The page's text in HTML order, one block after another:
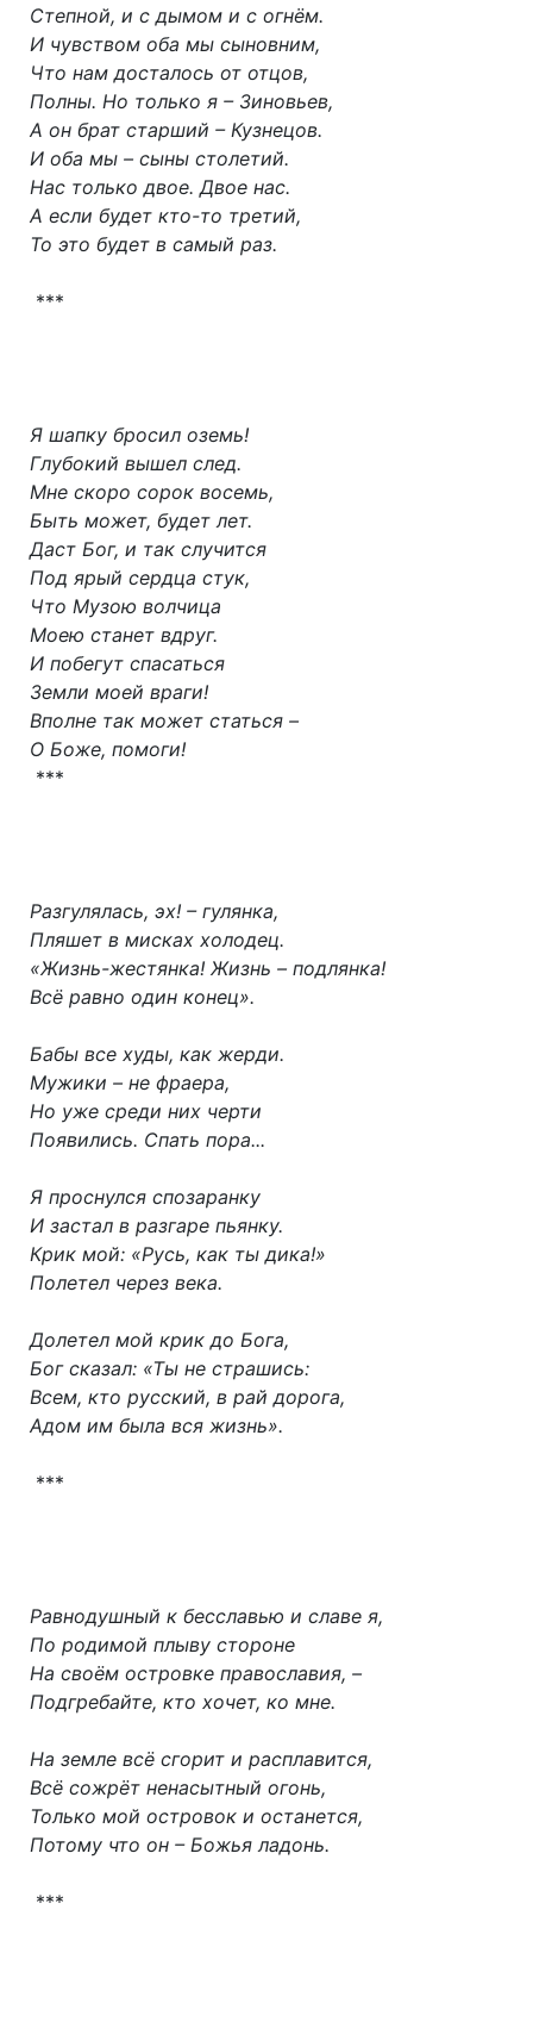
Степной, и с дымом и с огнём.
И чувством оба мы сыновним,
Что нам досталось от отцов,
Полны. Но только я – Зиновьев,
А он брат старший – Кузнецов.
И оба мы – сыны столетий.
Нас только двое. Двое нас.
А если будет кто-то третий,
То это будет в самый раз.
***
Я шапку бросил оземь!
Глубокий вышел след.
Мне скоро сорок восемь,
Быть может, будет лет.
Даст Бог, и так случится
Под ярый сердца стук,
Что Музою волчица
Моею станет вдруг.
И побегут спасаться
Земли моей враги!
Вполне так может статься –
О Боже, помоги!
***
Разгулялась, эх! – гулянка,
Пляшет в мисках холодец.
«Жизнь-жестянка! Жизнь – подлянка!
Всё равно один конец».
Бабы все худы, как жерди.
Мужики – не фраера,
Но уже среди них черти
Появились. Спать пора...
Я проснулся спозаранку
И застал в разгаре пьянку.
Крик мой: «Русь, как ты дика!»
Полетел через века.
Долетел мой крик до Бога,
Бог сказал: «Ты не страшись:
Всем, кто русский, в рай дорога,
Адом им была вся жизнь».
***
Равнодушный к бесславью и славе я,
По родимой плыву стороне
На своём островке православия, –
Подгребайте, кто хочет, ко мне.
На земле всё сгорит и расплавится,
Всё сожрёт ненасытный огонь,
Только мой островок и останется,
Потому что он – Божья ладонь.
***